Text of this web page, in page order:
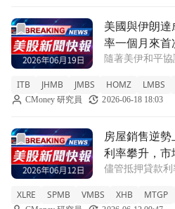
前往美國與伊朗達成協議，抵押
美國與伊朗達
率一個月來首
隨著美伊和平
經濟復甦的樂
JMBS +0.3%
ITB JHMB JMBS HOMZ LMBS
CMoney 研究員 2026-06-18 18:03
前往房屋銷售逆勢上揚！即便抵
房屋銷售逆
利率攀升，市
儘管抵押貸款
有住房的信心
XLRE SPMB VMBS XHB MTGP